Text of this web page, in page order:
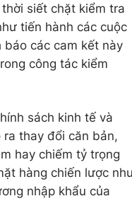
siết chặt kiểm tra
tiến hành các cuộc
các cam kết này
công tác kiểm
sách kinh tế và
ra thay đổi căn bản,
hay chiếm tỷ trọng
hàng chiến lược
nhập khẩu của